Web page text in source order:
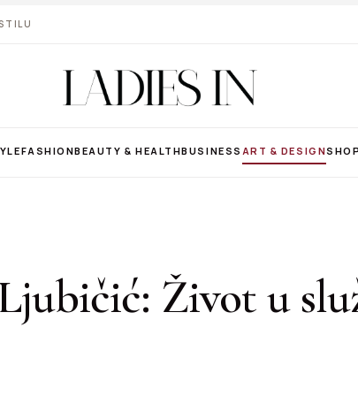
FASHIONBEAUTY & HEALTHBUSINESS ART & DESIGN
Život u